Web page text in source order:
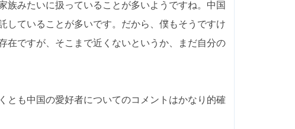
みたいに扱っていることが多いようですね。中国
していることが多いです。だから、僕もそうですけ
在ですが、そこまで近くないというか、まだ自分の
とも中国の愛好者についてのコメントはかなり的確